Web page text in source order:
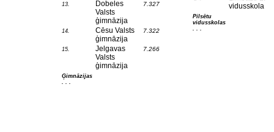
13.
Dobeles
Valsts
ģimnāzija
7.327
14.
Cēsu Valsts
ģimnāzija
7.322
15.
Jelgavas
Valsts
ģimnāzija
7.266
Ģimnāzijas
. . .
vidusskola
Pilsētu
vidusskolas
. . .